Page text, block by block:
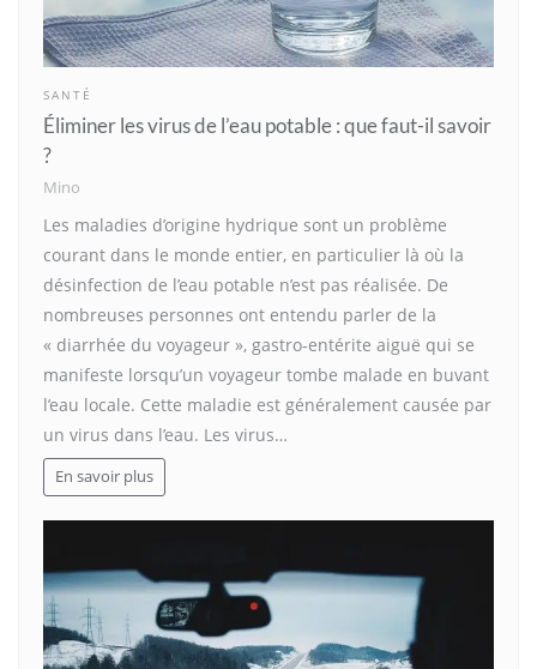
SANTÉ
Éliminer les virus de l’eau potable : que faut-il savoir
?
Mino
Les maladies d’origine hydrique sont un problème
courant dans le monde entier, en particulier là où la
désinfection de l’eau potable n’est pas réalisée. De
nombreuses personnes ont entendu parler de la
« diarrhée du voyageur », gastro-entérite aiguë qui se
manifeste lorsqu’un voyageur tombe malade en buvant
l’eau locale. Cette maladie est généralement causée par
un virus dans l’eau. Les virus…
En savoir plus